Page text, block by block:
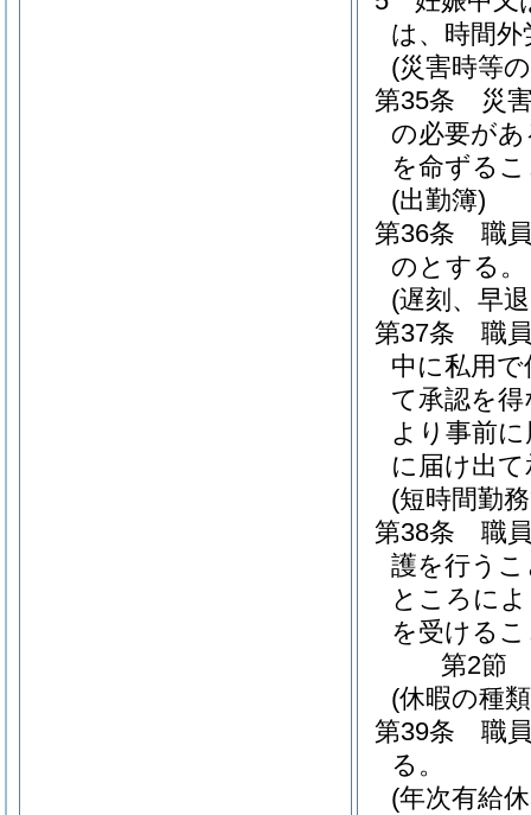
は、時間
(災害時等
第35条
災
の必要が
を命ずる
(出勤簿)
第36条
職
のとする。
(遅刻、早
第37条
職
中に私用
て承認を
より事前
に届け出
(短時間勤
第38条
職
護を行う
ところに
を受ける
第2節
(休暇の種
第39条
職
る。
(年次有給